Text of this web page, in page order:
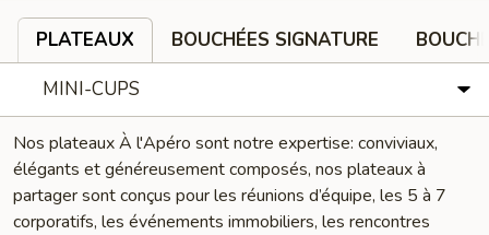
PLATEAUX BOUCHÉES SIGNATURE
MINI-CUPS
Nos plateaux À l'Apéro sont notre expertise: conviviaux,
élégants et généreusement composés, nos plateaux à
partager sont conçus pour les réunions d’équipe, les 5 à 7
corporatifs, les événements immobiliers, les rencontres